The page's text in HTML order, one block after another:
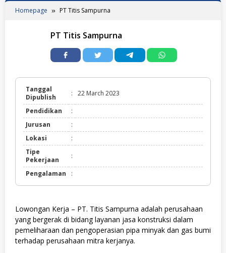
Homepage PT Titis Sampurna
PT Titis Sampurna
Tanggal
Dipublish
: 22 March 2023
Pendidikan
:
Jurusan
:
Lokasi
:
Tipe
Pekerjaan
:
Pengalaman :
Lowongan Kerja – PT. Titis Sampurna adalah perusahaan
yang bergerak di bidang layanan jasa konstruksi dalam
pemeliharaan dan pengoperasian pipa minyak dan gas bumi
terhadap perusahaan mitra kerjanya.